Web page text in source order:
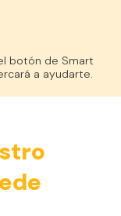
botón de Smart
a ayudarte.